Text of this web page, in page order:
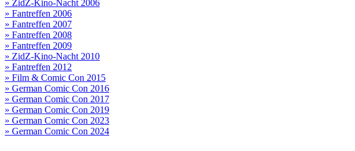
» ZidZ-Kino-Nacht 2006
» Fantreffen 2006
» Fantreffen 2007
» Fantreffen 2008
» Fantreffen 2009
» ZidZ-Kino-Nacht 2010
» Fantreffen 2012
» Film & Comic Con 2015
» German Comic Con 2016
» German Comic Con 2017
» German Comic Con 2019
» German Comic Con 2023
» German Comic Con 2024